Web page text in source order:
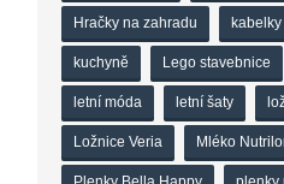
Hračky na zahradu kabelky
kuchyně Lego stavebnice
letní móda letní šaty
Ložnice Veria Mléko